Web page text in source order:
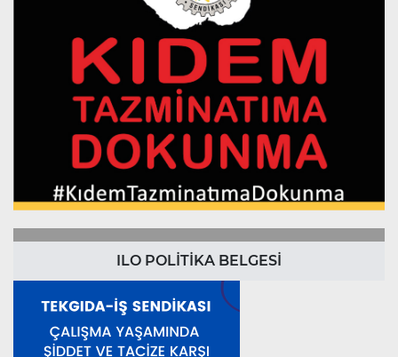
ILO POLİTİKA BELGESİ